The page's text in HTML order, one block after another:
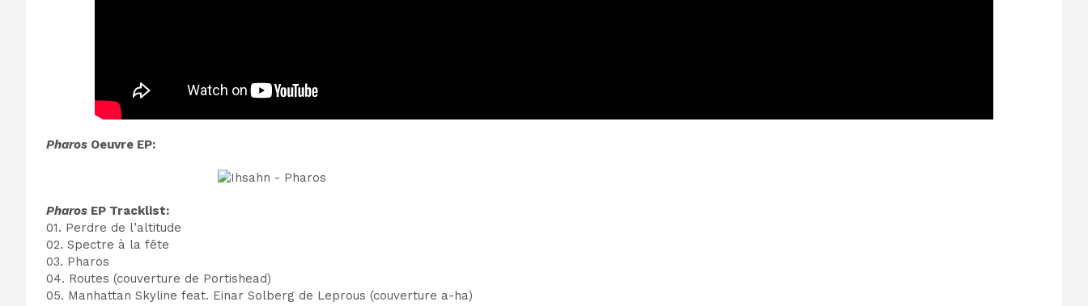
Pharos Oeuvre EP:
Pharos EP Tracklist:
01. Perdre de l’altitude
02. Spectre à la fête
03. Pharos
04. Routes (couverture de Portishead)
05. Manhattan Skyline feat. Einar Solberg de Leprous (couverture a-ha)